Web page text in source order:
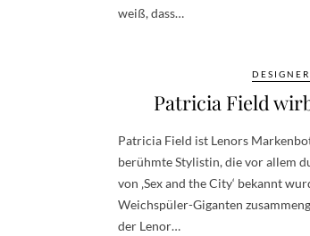
weiß, dass…
DESIGNER
Patricia Field
Patricia Field ist Lenors
berühmte Stylistin, die vor allem
von ‚Sex and the City‘ bekannt
Weichspüler-Giganten
der Lenor…